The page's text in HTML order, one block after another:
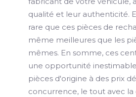
qualité et leur authenticité.
rare que ces pièces de
même meilleures que les
mêmes. En somme, ces
une opportunité
pièces d'origine à des prix
concurrence, le tout avec la